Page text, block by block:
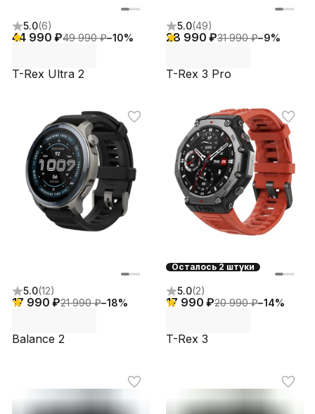
5.0(6)
44 990 ₽49 990 ₽−10%
T-Rex Ultra 2
5.0(49)
28 990 ₽31 990 ₽−9%
T-Rex 3 Pro
5.0(12)
17 990 ₽21 990 ₽−18%
Balance 2
Осталось 2 штуки
5.0(2)
17 990 ₽20 990 ₽−14%
T-Rex 3